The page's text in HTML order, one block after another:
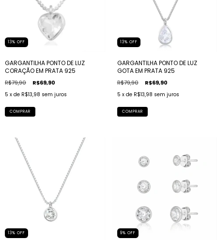
13% OFF
GARGANTILHA PONTO DE LUZ
CORAÇÃO EM PRATA 925
R$79,90 R$69,90
5 x de R$13,98 sem juros
13% OFF
GARGANTILHA PONTO DE LUZ
GOTA EM PRATA 925
R$79,90 R$69,90
5 x de R$13,98 sem juros
13% OFF 9% OFF